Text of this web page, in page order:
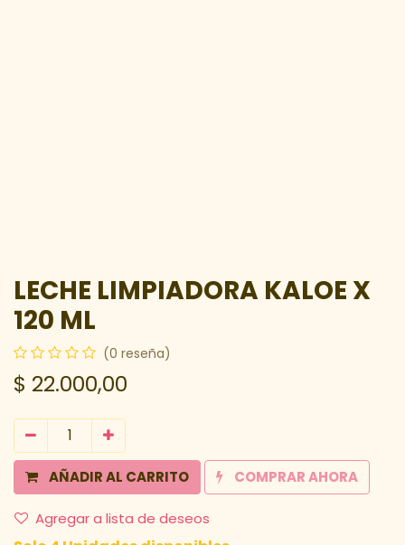
LECHE LIMPIADORA KALOE X
120 ML
(0 reseña)
$ 22.000,00
AÑADIR AL CARRITO COMPRAR AHORA
Agregar a lista de deseos